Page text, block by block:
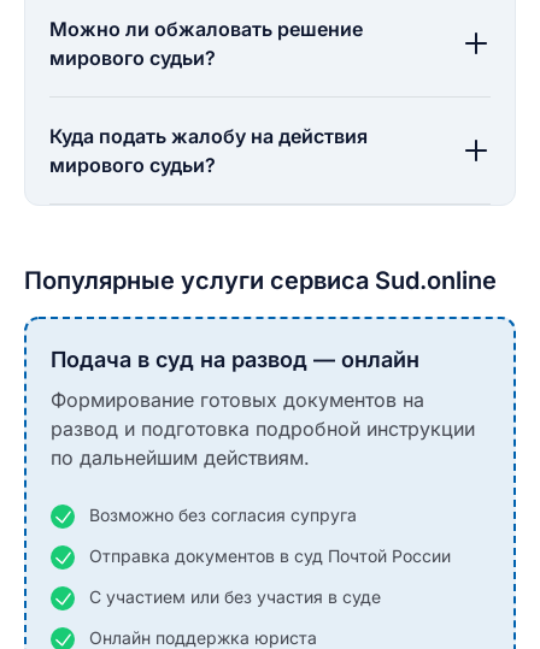
Можно ли обжаловать решение
мирового судьи?
Куда подать жалобу на действия
мирового судьи?
Популярные услуги сервиса Sud.online
Подача в суд на развод — онлайн
Формирование готовых документов на
развод и подготовка подробной инструкции
по дальнейшим действиям.
Возможно без согласия супруга
Отправка документов в суд Почтой России
С участием или без участия в суде
Онлайн поддержка юриста